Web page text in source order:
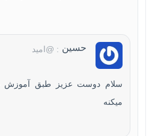
حسین : @امید
سلام دوست عزیز طبق آموزش
میکنه